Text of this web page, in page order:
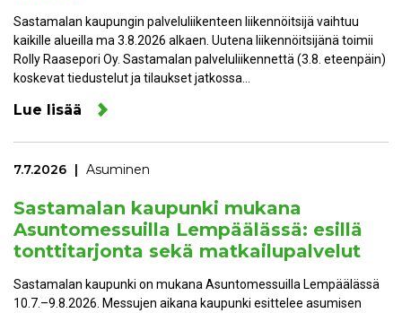
Sastamalan kaupungin palveluliikenteen liikennöitsijä vaihtuu
kaikille alueilla ma 3.8.2026 alkaen. Uutena liikennöitsijänä toimii
Rolly Raasepori Oy. Sastamalan palveluliikennettä (3.8. eteenpäin)
koskevat tiedustelut ja tilaukset jatkossa…
Lue lisää
7.7.2026 Asuminen
Sastamalan kaupunki mukana
Asuntomessuilla Lempäälässä: esillä
tonttitarjonta sekä matkailupalvelut
Sastamalan kaupunki on mukana Asuntomessuilla Lempäälässä
10.7.–9.8.2026. Messujen aikana kaupunki esittelee asumisen